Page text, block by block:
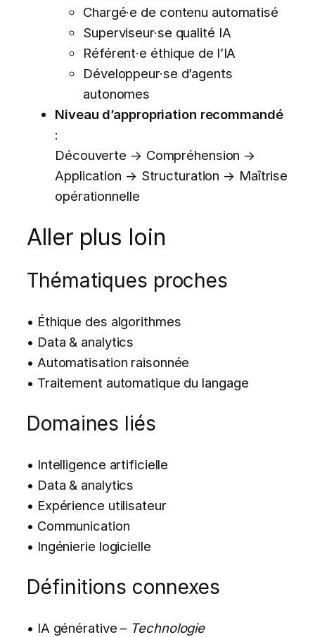
Chargé·e de contenu automatisé
Superviseur·se qualité IA
Référent·e éthique de l’IA
Développeur·se d’agents
autonomes
Niveau d’appropriation recommandé
:
Découverte → Compréhension →
Application → Structuration → Maîtrise
opérationnelle
Aller plus loin
Thématiques proches
• Éthique des algorithmes
• Data & analytics
• Automatisation raisonnée
• Traitement automatique du langage
Domaines liés
• Intelligence artificielle
• Data & analytics
• Expérience utilisateur
• Communication
• Ingénierie logicielle
Définitions connexes
• IA générative – Technologie